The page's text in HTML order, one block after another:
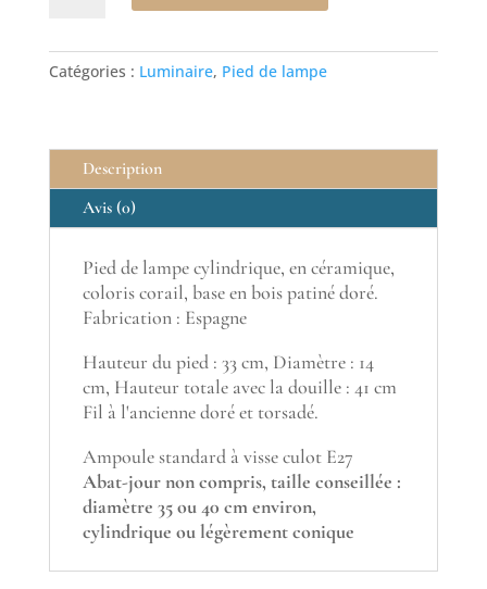
lampe
corail
Catégories : Luminaire, Pied de lampe
Description
Avis (0)
Pied de lampe cylindrique, en céramique,
coloris corail, base en bois patiné doré.
Fabrication : Espagne
Hauteur du pied : 33 cm, Diamètre : 14
cm, Hauteur totale avec la douille : 41 cm
Fil à l'ancienne doré et torsadé.
Ampoule standard à visse culot E27
Abat-jour non compris, taille conseillée :
diamètre 35 ou 40 cm environ,
cylindrique ou légèrement conique